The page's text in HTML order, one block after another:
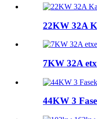
22KW 32A
7KW 32A
44KW 3